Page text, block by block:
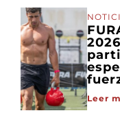
Leer